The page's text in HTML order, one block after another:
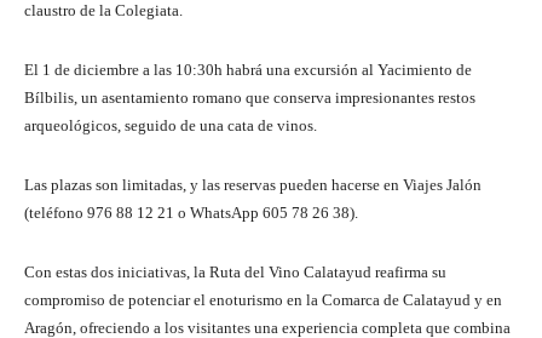
claustro de la Colegiata.
El 1 de diciembre a las 10:30h habrá una excursión al Yacimiento de
Bílbilis, un asentamiento romano que conserva impresionantes restos
arqueológicos, seguido de una cata de vinos.
Las plazas son limitadas, y las reservas pueden hacerse en Viajes Jalón
(teléfono 976 88 12 21 o WhatsApp 605 78 26 38).
Con estas dos iniciativas, la Ruta del Vino Calatayud reafirma su
compromiso de potenciar el enoturismo en la Comarca de Calatayud y en
Aragón, ofreciendo a los visitantes una experiencia completa que combina